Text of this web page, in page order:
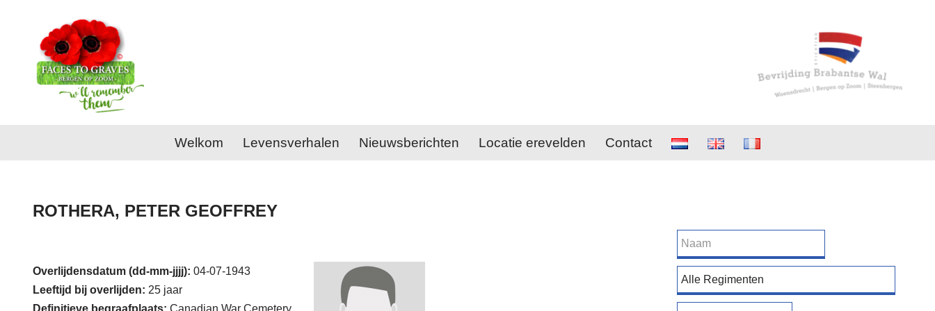
Welkom Levensverhalen Nieuwsberichten Locatie erevelden Contact
ROTHERA, PETER GEOFFREY
Overlijdensdatum (dd-mm-jjjj): 04-07-1943
Leeftijd bij overlijden: 25 jaar
Definitieve begraafplaats: Canadian War Cemetery